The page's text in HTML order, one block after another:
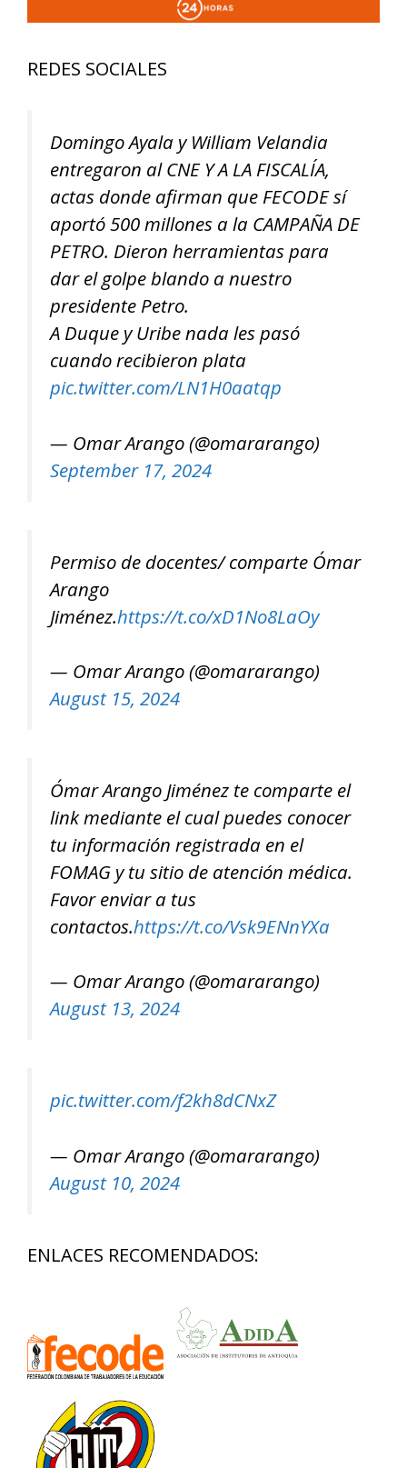
REDES SOCIALES
Domingo Ayala y William Velandia
entregaron al CNE Y A LA FISCALÍA,
actas donde afirman que FECODE sí
aportó 500 millones a la CAMPAÑA DE
PETRO. Dieron herramientas para
dar el golpe blando a nuestro
presidente Petro.
A Duque y Uribe nada les pasó
cuando recibieron plata
pic.twitter.com/LN1H0aatqp
— Omar Arango (@omararango)
September 17, 2024
Permiso de docentes/ comparte Ómar
Arango
Jiménez.https://t.co/xD1No8LaOy
— Omar Arango (@omararango)
August 15, 2024
Ómar Arango Jiménez te comparte el
link mediante el cual puedes conocer
tu información registrada en el
FOMAG y tu sitio de atención médica.
Favor enviar a tus
contactos.https://t.co/Vsk9ENnYXa
— Omar Arango (@omararango)
August 13, 2024
pic.twitter.com/f2kh8dCNxZ
— Omar Arango (@omararango)
August 10, 2024
ENLACES RECOMENDADOS: